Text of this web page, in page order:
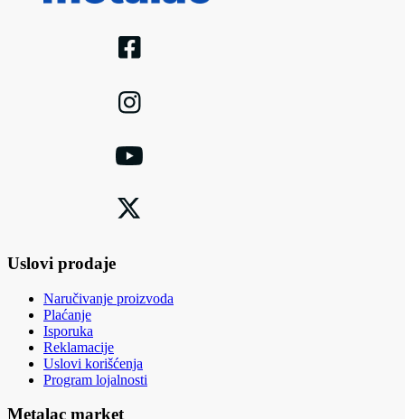
Uslovi prodaje
Naručivanje proizvoda
Plaćanje
Isporuka
Reklamacije
Uslovi korišćenja
Program lojalnosti
Metalac market